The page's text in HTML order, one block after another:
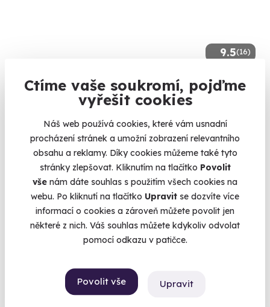
Ctíme vaše soukromí, pojďme
vyřešit cookies
Náš web používá cookies, které vám usnadní
procházení stránek a umožní zobrazení relevantního
obsahu a reklamy. Díky cookies můžeme také tyto
stránky zlepšovat. Kliknutím na tlačítko Povolit
vše nám dáte souhlas s použitím všech cookies na
webu. Po kliknutí na tlačítko Upravit se dozvíte více
informací o cookies a zároveň můžete povolit jen
některé z nich. Váš souhlas můžete kdykoliv odvolat
pomocí odkazu v patičce.
Povolit vše Upravit
9.5(16)
Wellness pobyt s polopenzí na karlovarské
Karlovy Vary, víkend
(+ 1 další lokalita)
5 900 Kč